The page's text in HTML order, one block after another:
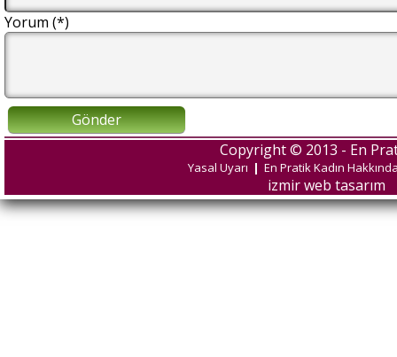
Yorum (*)
Gönder
Copyright © 2013 - En
Yasal Uyarı | En Pratik Kadın
izmir web tasarım